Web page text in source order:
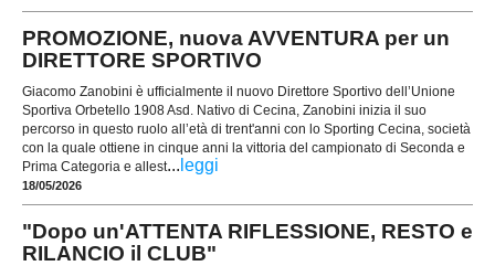
PROMOZIONE, nuova AVVENTURA per un
DIRETTORE SPORTIVO
Giacomo Zanobini è ufficialmente il nuovo Direttore Sportivo dell’Unione
Sportiva Orbetello 1908 Asd. Nativo di Cecina, Zanobini inizia il suo
percorso in questo ruolo all’età di trent'anni con lo Sporting Cecina, società
con la quale ottiene in cinque anni la vittoria del campionato di Seconda e
Prima Categoria e allest... leggi
18/05/2026
"Dopo un'ATTENTA RIFLESSIONE, RESTO e
RILANCIO il CLUB"